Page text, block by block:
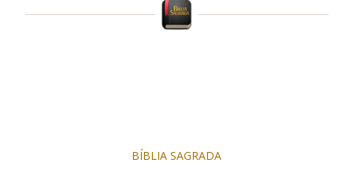
BÍBLIA SAGRADA